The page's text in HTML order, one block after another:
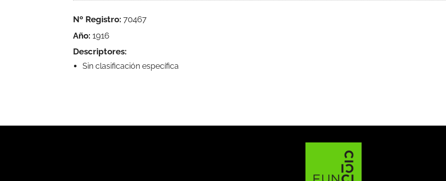
Nº Registro: 70467
Año: 1916
Descriptores:
Sin clasificación específica